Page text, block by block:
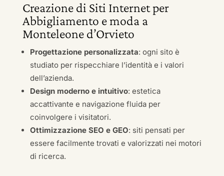
Creazione di Siti Internet per
Abbigliamento e moda a
Monteleone d’Orvieto
Progettazione personalizzata: ogni sito è
studiato per rispecchiare l’identità e i valori
dell’azienda.
Design moderno e intuitivo: estetica
accattivante e navigazione fluida per
coinvolgere i visitatori.
Ottimizzazione SEO e GEO: siti pensati per
essere facilmente trovati e valorizzati nei motori
di ricerca.